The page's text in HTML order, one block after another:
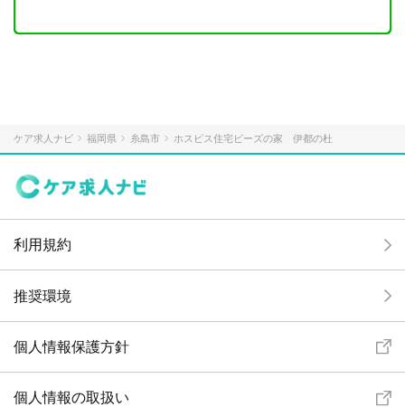
ケア求人ナビ 福岡県 糸島市 ホスピス住宅ビーズの家 伊都の杜
利用規約
推奨環境
個人情報保護方針
個人情報の取扱い